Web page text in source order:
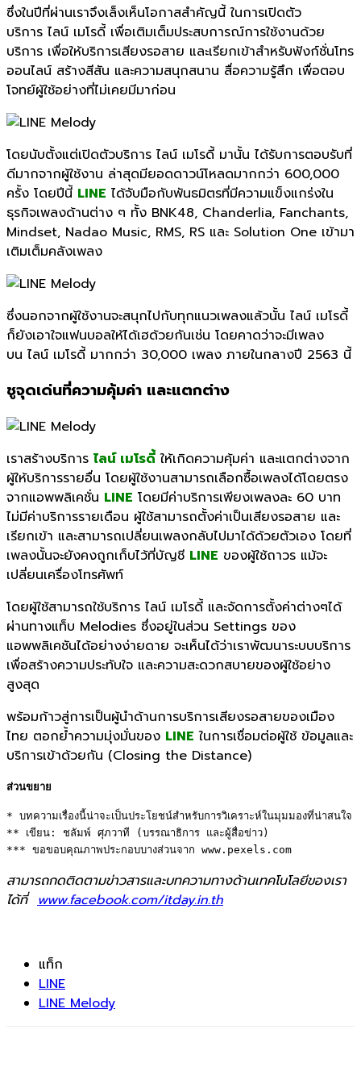
ซึ่งในปีที่ผ่านเราจึงเล็งเห็นโอกาสสำคัญนี้ ในการเปิดตัว
บริการ ไลน์ เมโรดี้ เพื่อเติมเต็มประสบการณ์การใช้งานด้วย
บริการ เพื่อให้บริการเสียงรอสาย และเรียกเข้าสำหรับฟังก์ชั่นโทร
ออนไลน์ สร้างสีสัน และความสนุกสนาน สื่อความรู้สึก เพื่อตอบ
โจทย์ผู้ใช้อย่างที่ไม่เคยมีมาก่อน
โดยนับตั้งแต่เปิดตัวบริการ ไลน์ เมโรดี้ มานั้น ได้รับการตอบรับที่
ดีมากจากผู้ใช้งาน ล่าสุดมียอดดาวน์โหลดมากกว่า 600,000
ครั้ง โดยปีนี้ LINE ได้จับมือกับพันธมิตรที่มีความแข็งแกร่งใน
ธุรกิจเพลงด้านต่าง ๆ ทั้ง BNK48, Chanderlia, Fanchants,
Mindset, Nadao Music, RMS, RS และ Solution One เข้ามา
เติมเต็มคลังเพลง
ซึ่งนอกจากผู้ใช้งานจะสนุกไปกับทุกแนวเพลงแล้วนั้น ไลน์ เมโรดี้
ก็ยังเอาใจแฟนบอลให้ได้เฮด้วยกันเช่น โดยคาดว่าจะมีเพลง
บน ไลน์ เมโรดี้ มากกว่า 30,000 เพลง ภายในกลางปี 2563 นี้
ชูจุดเด่นที่ความคุ้มค่า และแตกต่าง
เราสร้างบริการ ไลน์ เมโรดี้ ให้เกิดความคุ้มค่า และแตกต่างจาก
ผู้ให้บริการรายอื่น โดยผู้ใช้งานสามารถเลือกซื้อเพลงได้โดยตรง
จากแอพพลิเคชั่น LINE โดยมีค่าบริการเพียงเพลงละ 60 บาท
ไม่มีค่าบริการรายเดือน ผู้ใช้สามารถตั้งค่าเป็นเสียงรอสาย และ
เรียกเข้า และสามารถเปลี่ยนเพลงกลับไปมาได้ด้วยตัวเอง โดยที่
เพลงนั้นจะยังคงถูกเก็บไว้ที่บัญชี LINE ของผู้ใช้ถาวร แม้จะ
เปลี่ยนเครื่องโทรศัพท์
โดยผู้ใช้สามารถใช้บริการ ไลน์ เมโรดี้ และจัดการตั้งค่าต่างๆได้
ผ่านทางแท็บ Melodies ซึ่งอยู่ในส่วน Settings ของ
แอพพลิเคชันได้อย่างง่ายดาย จะเห็นได้ว่าเราพัฒนาระบบบริการ
เพื่อสร้างความประทับใจ และความสะดวกสบายของผู้ใช้อย่าง
สูงสุด
พร้อมก้าวสู่การเป็นผู้นำด้านการบริการเสียงรอสายของเมือง
ไทย ตอกย้ำความมุ่งมั่นของ LINE ในการเชื่อมต่อผู้ใช้ ข้อมูลและ
บริการเข้าด้วยกัน (Closing the Distance)
ส่วนขยาย
* บทความเรื่องนี้น่าจะเป็นประโยชน์สำหรับการวิเคราะห์ในมุมมองที่น่าสนใจ
** เขียน: ชลัมพ์ ศุภวาที (บรรณาธิการ และผู้สื่อข่าว)
*** ขอขอบคุณภาพประกอบบางส่วนจาก www.pexels.com
สามารถกดติดตามข่าวสารและบทความทางด้านเทคโนโลยีของเรา
ได้ที่ www.facebook.com/itday.in.th
แท็ก
LINE
LINE Melody